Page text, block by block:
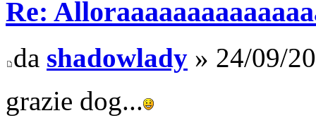
Re:
da shadowlady » 24/09/
grazie dog...